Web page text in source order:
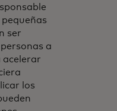
ser
a
acelerar
los